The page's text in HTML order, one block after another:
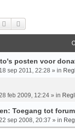
Zoek
posten voor
18 sep 2011, 22:28 » in
feb 2009, 12:24 » in
Toegang tot
sep 2008, 20:37 » in